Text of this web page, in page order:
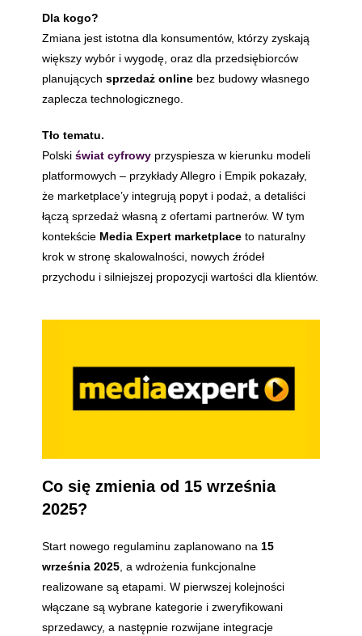
Dla kogo?
Zmiana jest istotna dla konsumentów, którzy zyskają
większy wybór i wygodę, oraz dla przedsiębiorców
planującychsprzedaż online bez budowy własnego
zaplecza technologicznego.
Tło tematu.
Polskiświat cyfrowy przyspiesza w kierunku modeli
platformowych – przykłady Allegro i Empik pokazały,
że marketplace’y integrują popyt i podaż, a detaliści
łączą sprzedaż własną z ofertami partnerów. W tym
kontekście Media Expert marketplace to naturalny
krok w stronę skalowalności, nowych źródeł
przychodu i silniejszej propozycji wartości dla klientów.
Co się zmienia od 15 września
2025?
Start nowego regulaminu zaplanowano na 15
września 2025 , a wdrożenia funkcjonalne
realizowane są etapami. W pierwszej kolejności
włączane są wybrane kategorie i zweryfikowani
sprzedawcy, a następnie rozwijane integracje